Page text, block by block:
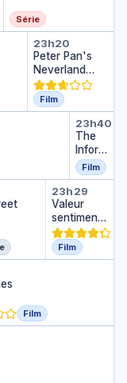
Série
Peter
23h20
Peter Pan's
Neverland
Nightmare
Film
The
23h40
The
Inform
erFilm
StreetValeur
23h29
Valeur
sentiment
ale
Film
Film
Stealing